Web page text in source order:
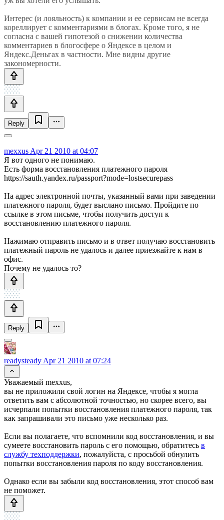
Интерес (и лояльность) к компании и ее сервисам не всегда
кореллирует с комментариями в блогах. Кроме того, я не
согласна с вашей гипотезой о снижении количества
комментариев в блогосфере о Яндексе в целом и
Яндекс.Деньгах в частности. Мне видны другие
закономерности.
Reply
mexxus Apr 21 2010 at 04:07
Я вот одного не понимаю.
Есть форма восстановления платежного пароля
https://sauth.yandex.ru/passport?mode=lostsecurepass
На адрес электронной почты, указанный вами при заведении
платежного пароля, будет выслано письмо. Пройдите по
ссылке в этом письме, чтобы получить доступ к
восстановлению платежного пароля.
Нажимаю отправить письмо и в ответ получаю восстановить
платежный пароль не удалось и далее приезжайте к нам в
офис.
Почему не удалось то?
Reply
readysteady Apr 21 2010 at 07:24
Уважаемый mexxus,
вы не приложили свой логин на Яндексе, чтобы я могла
ответить вам с абсолютной точностью, но скорее всего, вы
исчерпали попытки восстановления платежного пароля, так
как запрашивали это письмо уже несколько раз.
Если вы полагаете, что вспомнили код восстановления, и вы
сумеете восстановить пароль с его помощью, обратитесь в
службу техподдержки, пожалуйста, с просьбой обнулить
попытки восстановления пароля по коду восстановления.
Однако если вы забыли код восстановления, этот способ вам
не поможет.